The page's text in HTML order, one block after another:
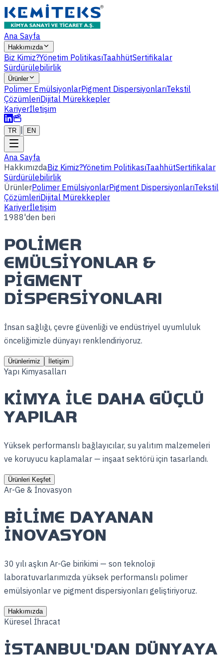
Ana Sayfa
Hakkımızda
Biz Kimiz?Yönetim PolitikasıTaahhütSertifikalar
Sürdürülebilirlik
Ürünler
Polimer EmülsiyonlarPigment DispersiyonlarıTekstil
ÇözümleriDijital Mürekkepler
Kariyerİletişim
TR EN
Ana Sayfa
HakkımızdaBiz Kimiz?Yönetim PolitikasıTaahhütSertifikalar
Sürdürülebilirlik
ÜrünlerPolimer EmülsiyonlarPigment DispersiyonlarıTekstil
ÇözümleriDijital Mürekkepler
Kariyerİletişim
1988'den beri
POLIMER
EMÜLSIYONLAR &
PIGMENT
DISPERSIYONLARI
İnsan sağlığı, çevre güvenliği ve endüstriyel uyumluluk
önceliğimizle dünyayı renklendiriyoruz.
Ürünlerimiz İletişim
Yapı Kimyasalları
KIMYA ILE DAHA GÜÇLÜ
YAPILAR
Yüksek performanslı bağlayıcılar, su yalıtım malzemeleri
ve koruyucu kaplamalar — inşaat sektörü için tasarlandı.
Ürünleri Keşfet
Ar-Ge & İnovasyon
BILIME DAYANAN
İNOVASYON
30 yılı aşkın Ar-Ge birikimi — son teknoloji
laboratuvarlarımızda yüksek performanslı polimer
emülsiyonlar ve pigment dispersiyonları geliştiriyoruz.
Hakkımızda
Küresel İhracat
İSTANBUL'DAN DÜNYAYA